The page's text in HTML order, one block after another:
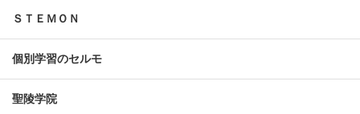
ＳＴＥＭＯＮ
個別学習のセルモ
聖陵学院